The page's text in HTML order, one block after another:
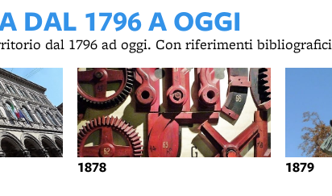
DAL 1796 A OGGI
dal 1796 ad oggi. Con riferimenti
1878 1879